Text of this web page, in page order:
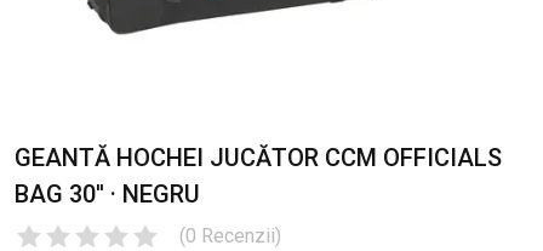
GEANTĂ HOCHEI JUCĂTOR CCM OFFICIALS
BAG 30'' · NEGRU
(0 Recenzii)